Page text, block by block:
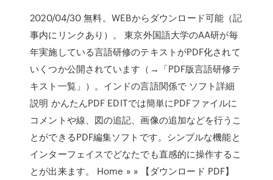
2020/04/30 無料。WEBからダウンロード可能（記
事内にリンクあり）。 東京外国語大学のAA研が毎
年実施している言語研修のテキストがPDF化されて
いくつか公開されています（→「PDF版言語研修テ
キスト一覧」）。インドの言語関係で ソフト詳細
説明 かんたんPDF EDITでは簡単にPDFファイルに
コメントや線、図の追記、画像の追加などを行うこ
とができるPDF編集ソフトです。シンプルな機能と
インターフェイスでどなたでも直感的に操作するこ
とが出来ます。 Home » » 【ダウンロード PDF】